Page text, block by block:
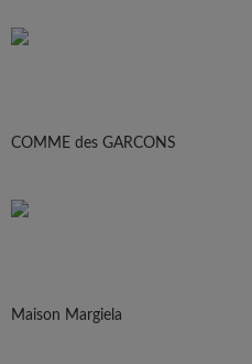
COMME des GARCONS
Maison Margiela